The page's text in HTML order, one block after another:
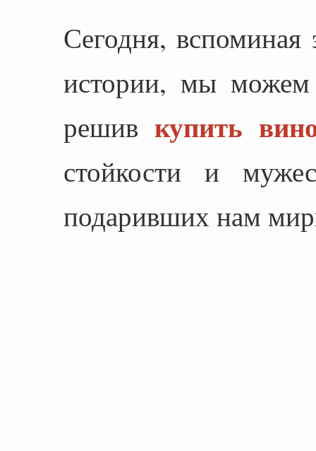
Сегодня, вспоминая
истории, мы можем
решив купить
стойкости и
подаривших нам